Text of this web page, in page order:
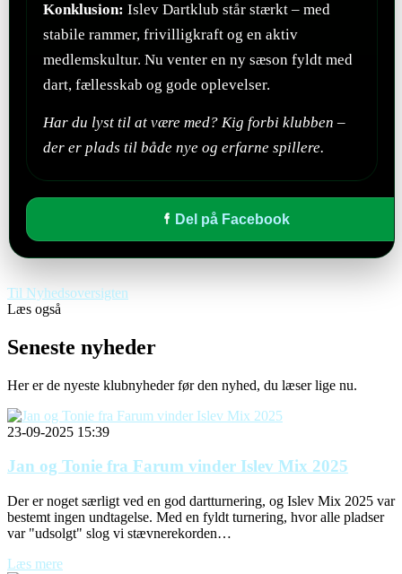
Konklusion: Islev Dartklub står stærkt – med
stabile rammer, frivilligkraft og en aktiv
medlemskultur. Nu venter en ny sæson fyldt med
dart, fællesskab og gode oplevelser.
Har du lyst til at være med? Kig forbi klubben –
der er plads til både nye og erfarne spillere.
Del på Facebook
Til Nyhedsoversigten
Læs også
Seneste nyheder
Her er de nyeste klubnyheder før den nyhed, du læser lige nu.
23-09-2025 15:39
Jan og Tonie fra Farum vinder Islev Mix 2025
Der er noget særligt ved en god dartturnering, og Islev Mix 2025 var
bestemt ingen undtagelse. Med en fyldt turnering, hvor alle pladser
var "udsolgt" slog vi stævnerekorden…
Læs mere